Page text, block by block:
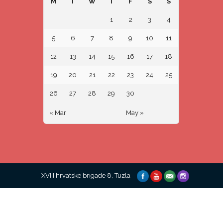
« Mar May »
1 2 3 4
5 6 7 8 9 10 11
12 13 14 15 16 17 18
19 20 21 22 23 24 25
26 27 28 29 30
XVIII hrvatske brigade 8, Tuzla